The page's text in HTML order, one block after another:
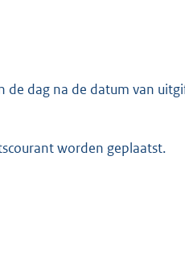
dag na de datum van
worden geplaatst.